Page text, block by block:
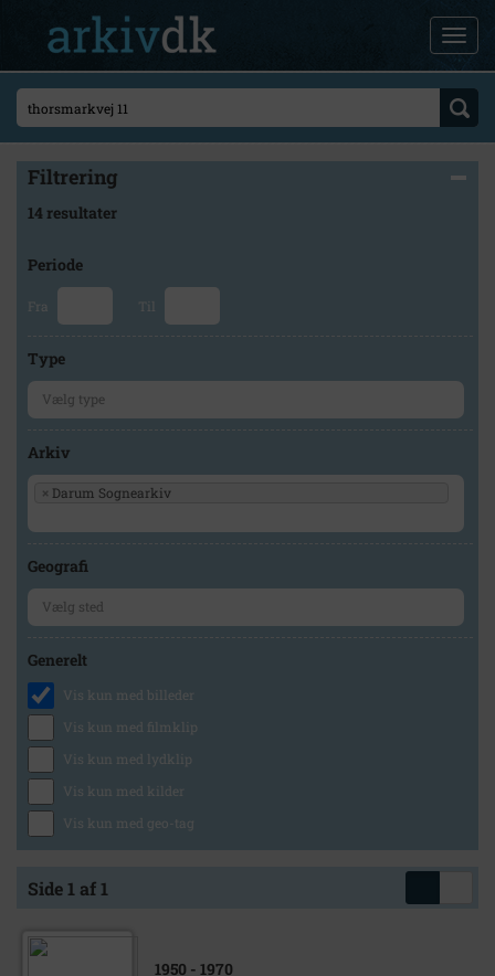
Filtrering
14 resultater
Periode
Fra Til
Type
Arkiv
× Darum Sognearkiv
Geografi
Generelt
Vis kun med billeder
Vis kun med filmklip
Vis kun med lydklip
Vis kun med kilder
Vis kun med geo-tag
Side 1 af 1
1950 - 1970